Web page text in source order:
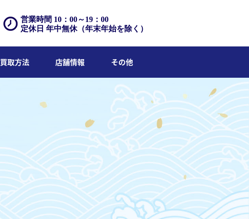
営業時間 10：00～19：00
定休日 年中無休（年末年始を除く）
買取方法 店舗情報 その他